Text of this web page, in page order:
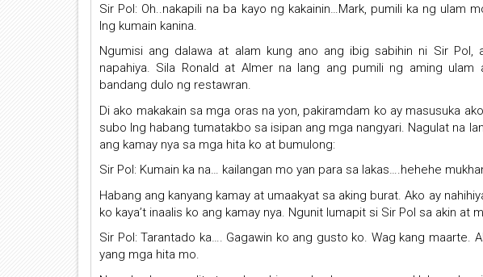
Sir Pol: Oh..nakapili na ba kayo ng kakainin…Mark, pumili ka ng ulam
lng kumain kanina.
Ngumisi ang dalawa at alam kung ano ang ibig sabihin ni Sir Pol,
napahiya. Sila Ronald at Almer na lang ang pumili ng aming
bandang dulo ng restawran.
Di ako makakain sa mga oras na yon, pakiramdam ko ay masusuka
subo lng habang tumatakbo sa isipan ang mga nangyari. Nagulat na
ang kamay nya sa mga hita ko at bumulong:
Sir Pol: Kumain ka na… kailangan mo yan para sa lakas….hehehe
Habang ang kanyang kamay at umaakyat sa aking burat. Ako ay
ko kaya’t inaalis ko ang kamay nya. Ngunit lumapit si Sir Pol sa akin at
Sir Pol: Tarantado ka…. Gagawin ko ang gusto ko. Wag kang maarte.
yang mga hita mo.